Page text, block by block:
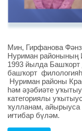
Мин, Гирфанова
Нуриман
1993 йылда Башҡорт
башҡорт
Нуриман районы
һәм әҙәбиәте
категориялы
ҡулланам, айырыуса
иғтибар бүләм.